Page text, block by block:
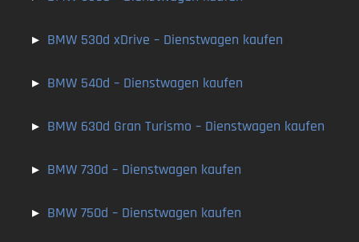
▸ BMW 530d xDrive – Dienstwagen kaufen
▸ BMW 540d – Dienstwagen kaufen
▸ BMW 630d Gran Turismo – Dienstwagen kaufen
▸ BMW 730d – Dienstwagen kaufen
▸ BMW 750d – Dienstwagen kaufen